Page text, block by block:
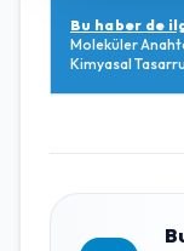
Bu haber de
Moleküler
Kimyasal